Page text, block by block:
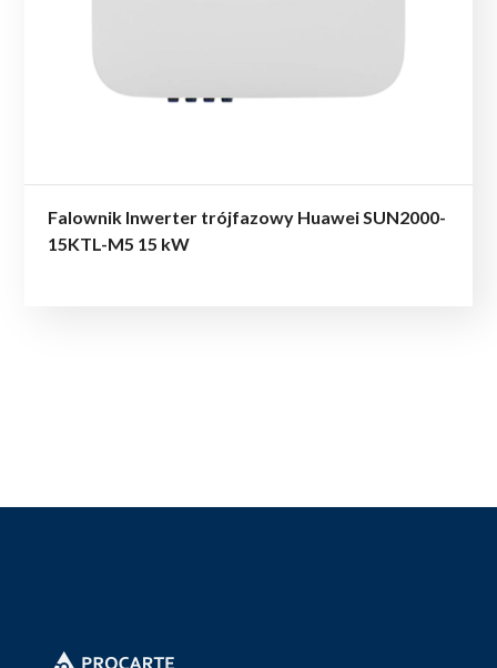
Falownik Inwerter trójfazowy Huawei SUN2000-
15KTL-M5 15 kW